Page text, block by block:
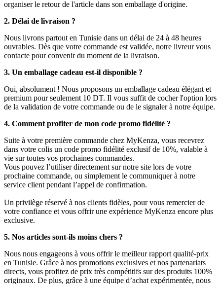
organiser le retour de l'article dans son emballage d'origine.
2. Délai de livraison ?
Nous livrons partout en Tunisie dans un délai de 24 à 48 heures
ouvrables. Dès que votre commande est validée, notre livreur vous
contacte pour convenir du moment de la livraison.
3. Un emballage cadeau est-il disponible ?
Oui, absolument ! Nous proposons un emballage cadeau élégant et
premium pour seulement 10 DT. Il vous suffit de cocher l'option lors
de la validation de votre commande ou de le signaler à notre équipe.
4. Comment profiter de mon code promo fidélité ?
Suite à votre première commande chez MyKenza, vous recevrez
dans votre colis un code promo fidélité exclusif de 10%, valable à
vie sur toutes vos prochaines commandes.
Vous pouvez l’utiliser directement sur notre site lors de votre
prochaine commande, ou simplement le communiquer à notre
service client pendant l’appel de confirmation.
Un privilège réservé à nos clients fidèles, pour vous remercier de
votre confiance et vous offrir une expérience MyKenza encore plus
exclusive.
5. Nos articles sont-ils moins chers ?
Nous nous engageons à vous offrir le meilleur rapport qualité-prix
en Tunisie. Grâce à nos promotions exclusives et nos partenariats
directs, vous profitez de prix très compétitifs sur des produits 100%
originaux. De plus, grâce à une équipe d’achat expérimentée, nous